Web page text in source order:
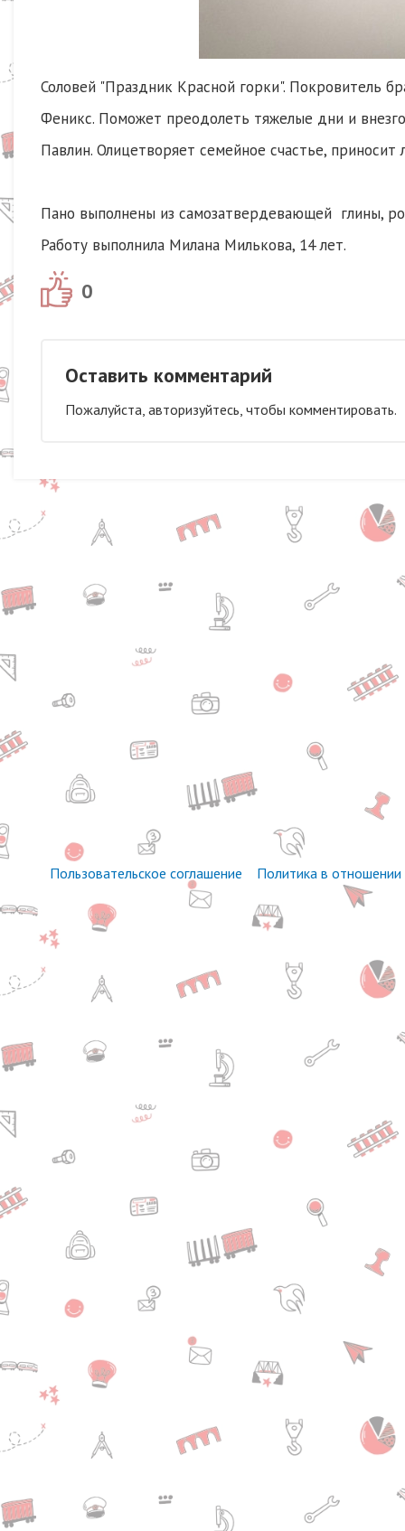
Соловей "Праздник Красной горки". Покровитель
Феникс. Поможет преодолеть тяжелые дни и
Павлин. Олицетворяет семейное счастье,
Пано выполнены из самозатвердевающей глины,
Работу выполнила Милана Милькова, 14 лет.
0
Оставить комментарий
Пожалуйста, авторизуйтесь, чтобы комментировать.
Пользовательское соглашение Политика в